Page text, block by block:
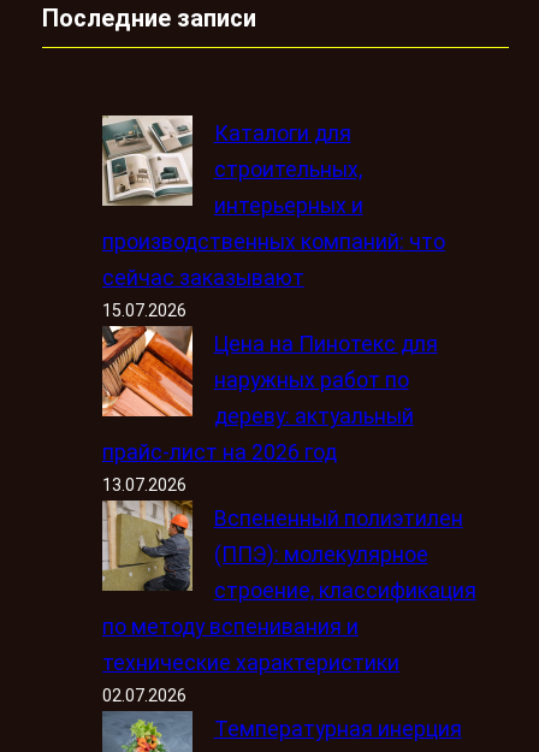
Последние записи
Каталоги для
строительных,
интерьерных и
производственных компаний: что
сейчас заказывают
15.07.2026
Цена на Пинотекс для
наружных работ по
дереву: актуальный
прайс-лист на 2026 год
13.07.2026
Вспененный полиэтилен
(ППЭ): молекулярное
строение, классификация
по методу вспенивания и
технические характеристики
02.07.2026
Температурная инерция